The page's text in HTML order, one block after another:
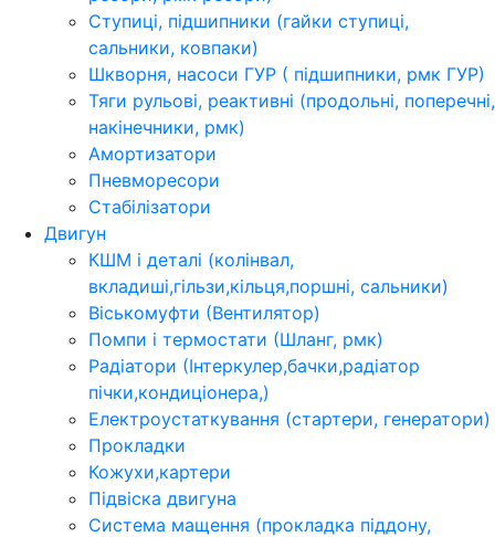
Ступиці, підшипники (гайки ступиці,
сальники, ковпаки)
Шкворня, насоси ГУР ( підшипники, рмк ГУР)
Тяги рульові, реактивні (продольні, поперечні,
накінечники, рмк)
Амортизатори
Пневморесори
Стабілізатори
Двигун
КШМ і деталі (колінвал,
вкладиші,гільзи,кільця,поршні, сальники)
Віськомуфти (Вентилятор)
Помпи і термостати (Шланг, рмк)
Радіатори (Інтеркулер,бачки,радіатор
пічки,кондиціонера,)
Електроустаткування (стартери, генератори)
Прокладки
Кожухи,картери
Підвіска двигуна
Система мащення (прокладка піддону,